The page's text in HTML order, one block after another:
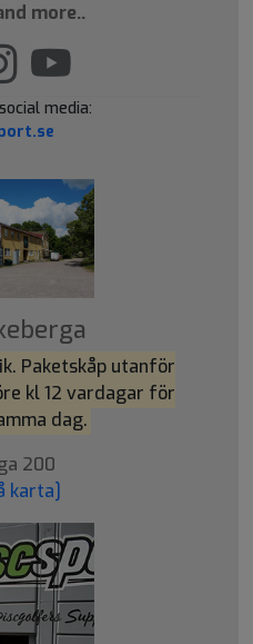
more..
media:
Paketskåp utanför
kl 12 vardagar för
dag.
200
karta]